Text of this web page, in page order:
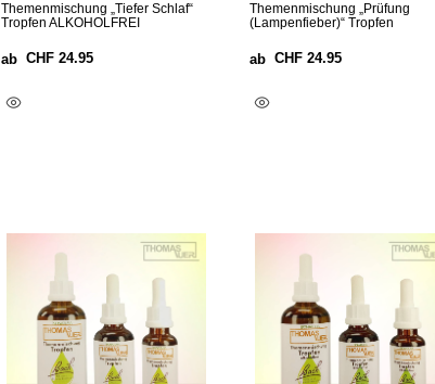
Themenmischung „Tiefer Schlaf“
Tropfen ALKOHOLFREI
ab CHF 24.95
Themenmischung „Prüfung
(Lampenfieber)“ Tropfen
ab CHF 24.95